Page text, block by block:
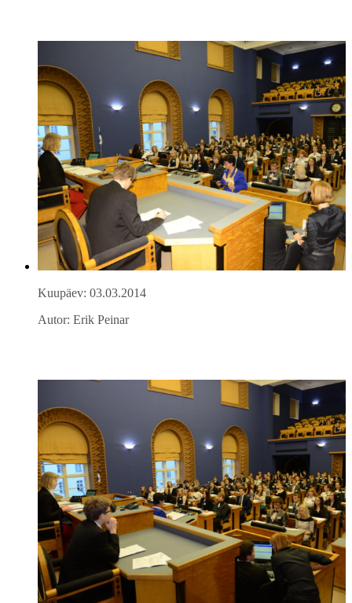
Kuupäev: 03.03.2014
Autor: Erik Peinar